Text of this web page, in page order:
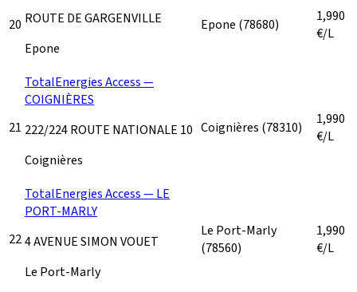
20 ROUTE DE GARGENVILLE
Epone
Epone (78680)
1,990
€/L
21
TotalEnergies Access —
COIGNIÈRES
222/224 ROUTE NATIONALE 10
Coignières
Coignières (78310)
1,990
€/L
22
TotalEnergies Access — LE
PORT-MARLY
4 AVENUE SIMON VOUET
Le Port-Marly
Le Port-Marly
(78560)
1,990
€/L